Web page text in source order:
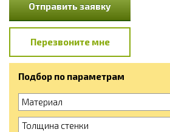
Отправить заявку
Перезвоните мне
Подбор по параметрам
Материал
Толщина стенки